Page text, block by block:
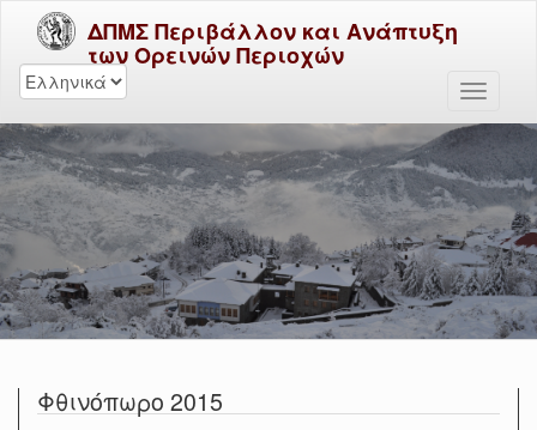
ΔΠΜΣ Περιβάλλον και Ανάπτυξη
των Ορεινών Περιοχών
Φθινόπωρο 2015